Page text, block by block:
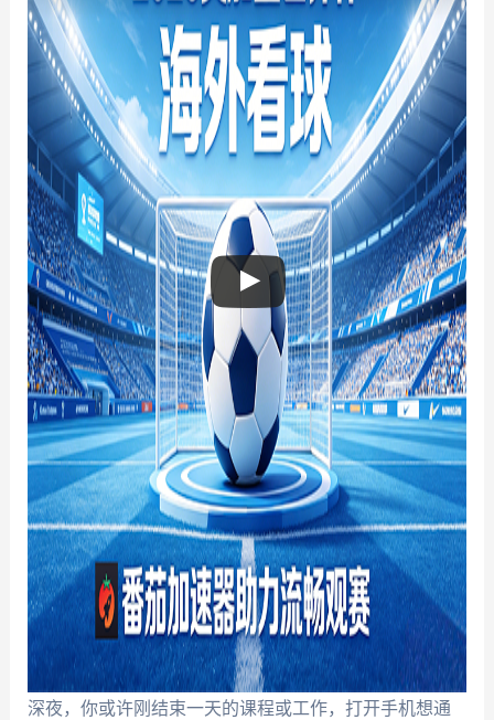
深夜，你或许刚结束一天的课程或工作，打开手机想通